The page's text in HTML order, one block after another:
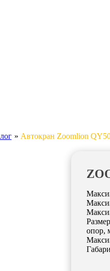
» Автокран Zoomlion
опор,